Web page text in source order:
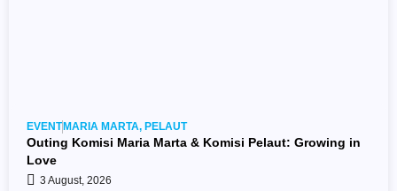
EVENT MARIA MARTA, PELAUT
Outing Komisi Maria Marta & Komisi Pelaut: Growing in
Love
3 August, 2026